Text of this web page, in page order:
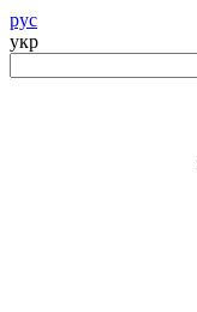
рус
укр